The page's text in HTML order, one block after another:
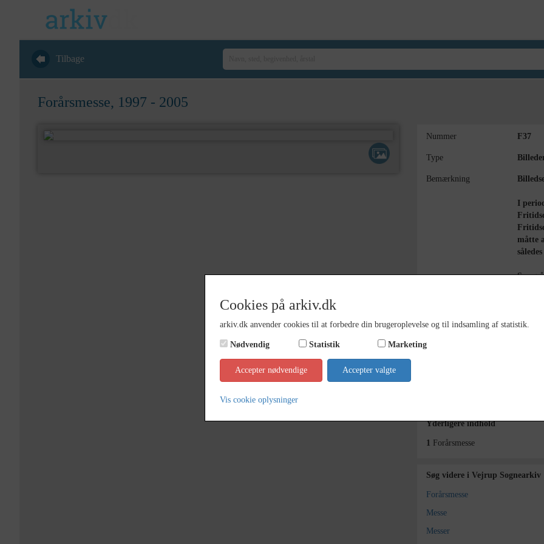
Tilbage
Forårsmesse, 1997 - 2005
Nummer F37
Type
Bemærkning
I
måtte
Se
Yderligere indhold
1 Forårsmesse
Søg videre i Vejrup Sognearkiv
Forårsmesse
Messe
Messer
Cookies på arkiv.dk
arkiv.dk anvender cookies til at forbedre din brugeroplevelse og til indsamling af statistik.
Nødvendig Statistik Marketing
Accepter nødvendige Accepter valgte
Vis cookie oplysninger